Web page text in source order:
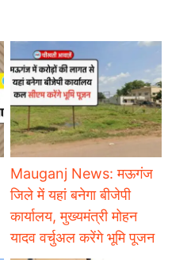
Mauganj News: मऊगंज
जिले में यहां बनेगा बीजेपी
कार्यालय, मुख्यमंत्री मोहन
यादव वर्चुअल करेंगे भूमि पूजन